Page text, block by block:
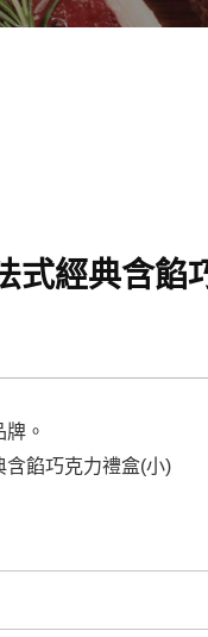
式經典含餡
。
含餡巧克力禮盒(小)